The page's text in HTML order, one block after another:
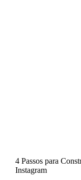
4 Passos para
Instagram